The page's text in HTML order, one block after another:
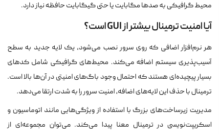
محیط گرافیکی به صدها مگابایت یا حتی گیگابایت حافظه نیاز دارد.
آیا امنیت ترمینال بیشتر از GUI است؟
هر نرم‌افزار اضافی که روی سرور نصب می‌شود، یک لایه جدید به سطح
آسیب‌پذیری سیستم اضافه می‌کند. محیط‌های گرافیکی شامل کدهای
بسیار پیچیده‌ای هستند که احتمال وجود باگ‌های امنیتی در آن‌ها بالا است.
ترمینال با حذف این لایه‌های اضافه، امنیت سرور را به شدت ارتقا می‌دهد.
مدیریت زیرساخت‌های بزرگ با استفاده از ویژگی‌هایی مانند اتوماسیون و
اسکریپت‌نویسی در ترمینال معنا پیدا می‌کند. می‌توان مجموعه‌ای از